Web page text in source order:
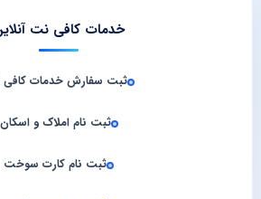
خدمات کافی نت
ثبت سفارش خدمات
ثبت نام املاک و اسکان
ثبت نام کارت سوخت